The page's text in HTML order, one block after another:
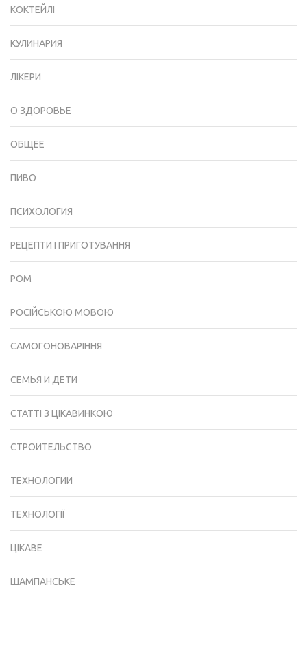
КОКТЕЙЛІ
КУЛИНАРИЯ
ЛІКЕРИ
О ЗДОРОВЬЕ
ОБЩЕЕ
ПИВО
ПСИХОЛОГИЯ
РЕЦЕПТИ І ПРИГОТУВАННЯ
РОМ
РОСІЙСЬКОЮ МОВОЮ
САМОГОНОВАРІННЯ
СЕМЬЯ И ДЕТИ
СТАТТІ З ЦІКАВИНКОЮ
СТРОИТЕЛЬСТВО
ТЕХНОЛОГИИ
ТЕХНОЛОГІЇ
ЦІКАВЕ
ШАМПАНСЬКЕ